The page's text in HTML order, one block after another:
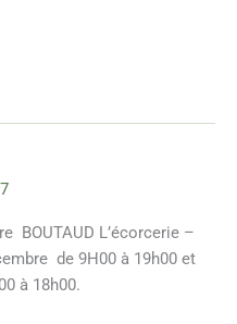
BOUTAUD L’écorcerie –
de 9H00 à 19h00 et
à 18h00.